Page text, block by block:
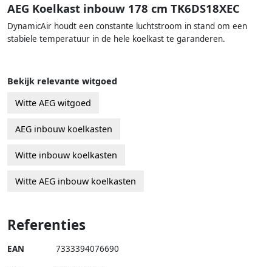
AEG Koelkast inbouw 178 cm TK6DS18XEC
DynamicAir houdt een constante luchtstroom in stand om een
stabiele temperatuur in de hele koelkast te garanderen.
Bekijk relevante witgoed
Witte AEG witgoed
AEG inbouw koelkasten
Witte inbouw koelkasten
Witte AEG inbouw koelkasten
Referenties
EAN 7333394076690